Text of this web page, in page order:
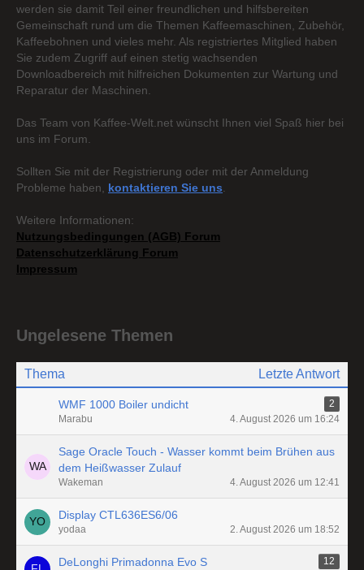
werden sie damit Teil einer freundlichen und hilfsbereiten
Gemeinschaft rund um die Themen Kaffeemaschinen, Zubehör,
Kaffeebohnen und vieles mehr. Als registriertes Mitglied haben
Sie zudem Zugriff auf einen stetig wachsenden
Downloadbereich mit hilfreichen Dokumenten zur Wartung und
Reparatur der Maschinen.
Das Team von Kaffee-Welt.net wünscht Ihnen viel Spaß hier bei
uns im Forum.
Sollten Sie mit der Registrierung oder mit der Anmeldung
Probleme haben, kontaktieren Sie uns
Weitere Informationen:
Nutzungsbedingungen (AGB) Forum
Datenschutzerklärung Forum
Impressum
Ungelesene Themen
Thema Letzte Antwort
WMF 1000 Boiler undicht
2
Marabu
4. August 2026 um 16:24
Sage Oracle Touch - Wasser kommt beim Brühen aus
dem Heißwasser Zulauf
Wakeman 4. August 2026 um 12:41
Display CTL636ES6/06
yodaa 2. August 2026 um 18:52
DeLonghi Primadonna Evo S
12